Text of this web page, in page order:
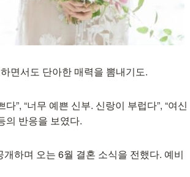
면서도 단아한 매력을 뽐내기도.
”, “너무 예쁜 신부. 신랑이 부럽다”, “여신
의 반응을 보였다.
하며 오는 6월 결혼 소식을 전했다. 예비